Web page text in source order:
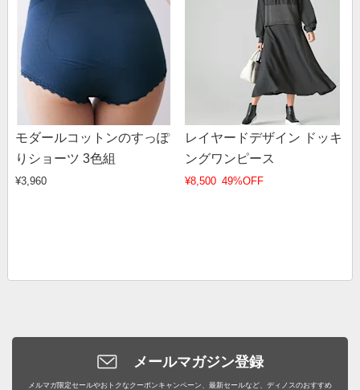
モダールコットンのすっぽ
りショーツ 3色組
¥3,960
レイヤードデザイン ドッキ
ングワンピース
¥8,500 49%OFF
メールマガジン登録
メルマガ限定セールやおトクなクーポンキャンペーン、最新セールなど、ディノスのおすすめ